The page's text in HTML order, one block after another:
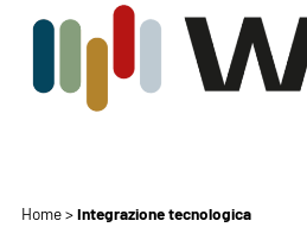
Home>Integrazione tecnologica